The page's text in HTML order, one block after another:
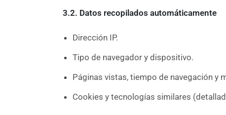
3.2. Datos recopilados automáticamente
Dirección IP.
Tipo de navegador y dispositivo.
Páginas vistas, tiempo de navegación y
Cookies y tecnologías similares